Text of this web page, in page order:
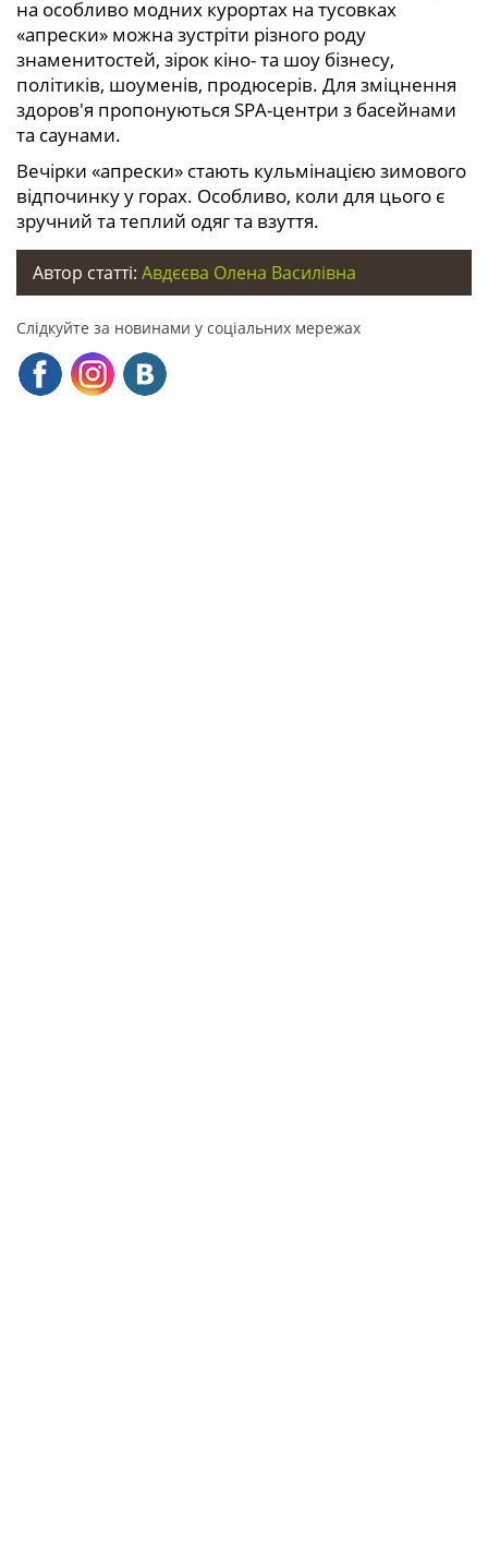
на особливо модних курортах на тусовках
«апрески» можна зустріти різного роду
знаменитостей, зірок кіно- та шоу бізнесу,
політиків, шоуменів, продюсерів. Для зміцнення
здоров'я пропонуються SPA-центри з басейнами
та саунами.
Вечірки «апрески» стають кульмінацією зимового
відпочинку у горах. Особливо, коли для цього є
зручний та теплий одяг та взуття.
Автор статті: Авдєєва Олена Василівна
Слідкуйте за новинами у соціальних мережах